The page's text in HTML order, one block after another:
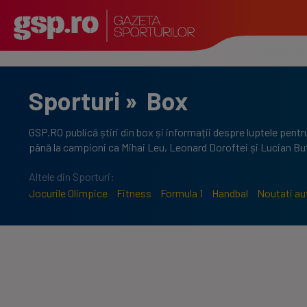
Sporturi » Box
GSP.RO publică știri din box și informații despre luptele
până la campioni ca Mihai Leu, Leonard Doroftei și Lucian
Altele din Sporturi:
Jocurile Olimpice
Fitness Formula 1 Handbal Noutati